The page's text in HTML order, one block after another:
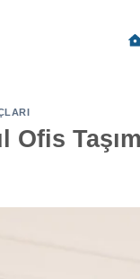
Ofis